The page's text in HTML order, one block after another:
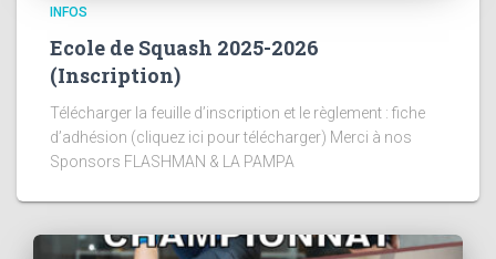
INFOS
Ecole de Squash 2025-2026
(Inscription)
Télécharger la feuille d’inscription et le règlement : fiche
d’adhésion (cliquez ici pour télécharger) Merci à nos
Sponsors FLASHMAN & LA PAMPA